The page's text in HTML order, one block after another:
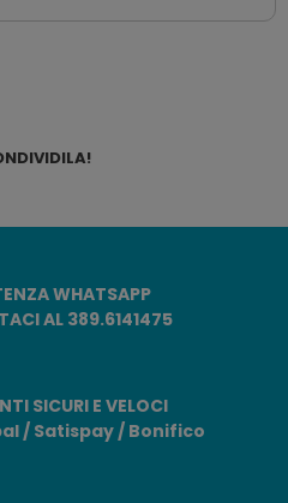
WHATSAPP
AL 389.6141475
SICURI E VELOCI
/ Satispay / Bonifico